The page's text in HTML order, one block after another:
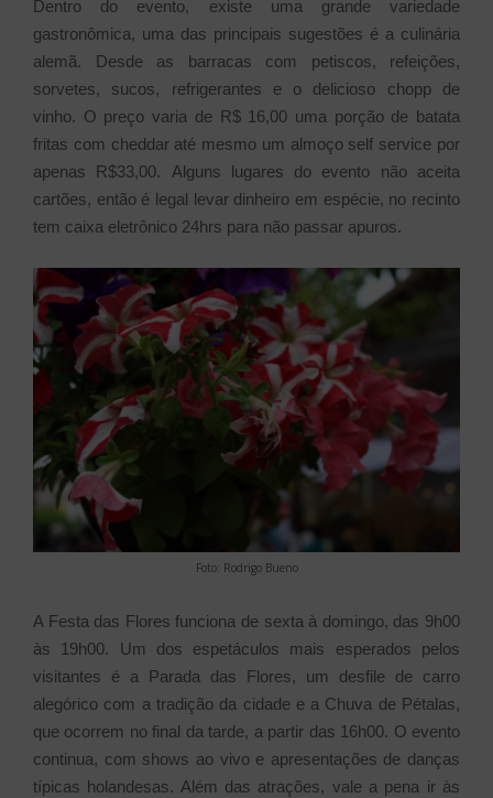
Dentro do evento, existe uma grande variedade
gastronômica, uma das principais sugestões é a culinária
alemã. Desde as barracas com petiscos, refeições,
sorvetes, sucos, refrigerantes e o delicioso chopp de
vinho. O preço varia de R$ 16,00 uma porção de batata
fritas com cheddar até mesmo um almoço self service por
apenas R$33,00. Alguns lugares do evento não aceita
cartões, então é legal levar dinheiro em espécie, no recinto
tem caixa eletrônico 24hrs para não passar apuros.
Foto: Rodrigo Bueno
A Festa das Flores funciona de sexta à domingo, das 9h00
às 19h00. Um dos espetáculos mais esperados pelos
visitantes é a Parada das Flores, um desfile de carro
alegórico com a tradição da cidade e a Chuva de Pétalas,
que ocorrem no final da tarde, a partir das 16h00. O evento
continua, com shows ao vivo e apresentações de danças
típicas holandesas. Além das atrações, vale a pena ir às